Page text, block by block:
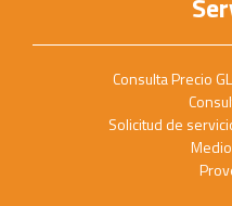
Consulta Precio
Solicitud de